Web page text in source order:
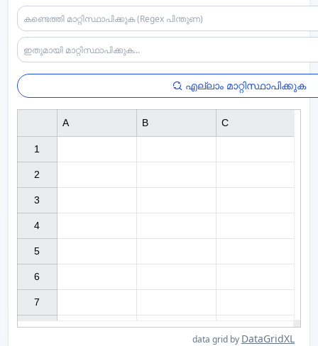
എല്ലാം മാറ്റിസ്ഥാപിക്കുക
1
2
3
4
5
6
7
A B C
data grid by DataGridXL